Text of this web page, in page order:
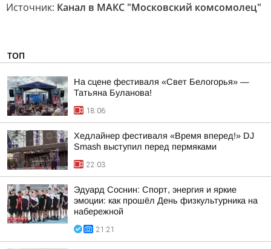
Источник: Канал в МАКС "Московский комсомолец"
ТОП
На сцене фестиваля «Свет Белогорья» —
Татьяна Буланова!
18:06
Хедлайнер фестиваля «Время вперед!» DJ
Smash выступил перед пермяками
22:03
Эдуард Соснин: Спорт, энергия и яркие
эмоции: как прошёл День физкультурника на
набережной
21:21